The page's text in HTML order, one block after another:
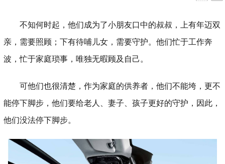
不知何时起，他们成为了小朋友口中的叔叔，上有年迈双
亲，需要照顾；下有待哺儿女，需要守护。他们忙于工作奔
波，忙于家庭琐事，唯独无暇顾及自己。
可他们也很清楚，作为家庭的供养者，他们不能垮，更不
能停下脚步，他们要给老人、妻子、孩子更好的守护，因此，
他们没法停下脚步。